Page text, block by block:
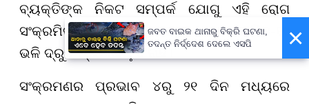
ବ୍ୟକ୍ତିଙ୍କ ନିକଟ ସମ୍ପର୍କ ଯୋଗୁ ଏହି ରୋଗ
ସଂକ୍ରମିତ ହୋଇପାରେ। ତେବେ ଏହା କୋଭିଡ-୧୯
ଭଳି ଦ୍ରୁତ ପ୍ରସାର ହୁଏ ନାହିଁ।
ସଂକ୍ରମଣର ପ୍ରଭାବ ୪ରୁ ୨୧ ଦିନ ମଧ୍ୟରେ
×
ଜବତ ବାଇକ ଥାନାରୁ ବିକ୍ରି ଘଟଣା,
ତଦନ୍ତ ନିର୍ଦ୍ଦେଶ ଦେଲେ ଏସପି